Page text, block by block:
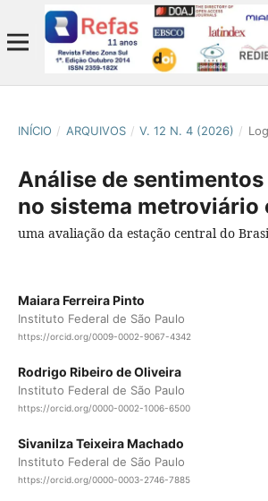
INÍCIO / ARQUIVOS / V. 12 N. 4 (2026) /
Análise de
no sistema metroviário
uma avaliação da estação central do
Maiara Ferreira Pinto
Instituto Federal de São Paulo
https://orcid.org/0009-0002-9067-4342
Rodrigo Ribeiro de Oliveira
Instituto Federal de São Paulo
https://orcid.org/0000-0002-1006-6500
Sivanilza Teixeira Machado
Instituto Federal de São Paulo
https://orcid.org/0000-0003-2746-7885